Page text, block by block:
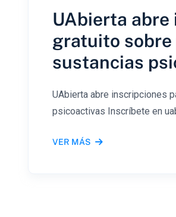
UAbierta
gratuito sobre
sustancias
UAbierta abre inscripciones
psicoactivas Inscríbete en
VER MÁS